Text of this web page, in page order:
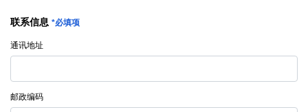
联系信息 *必填项
通讯地址
邮政编码